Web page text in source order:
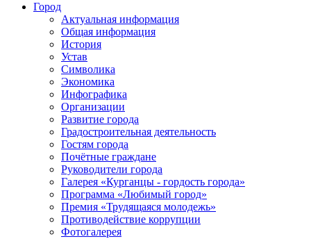
Город
Актуальная информация
Общая информация
История
Устав
Символика
Экономика
Инфографика
Организации
Развитие города
Градостроительная деятельность
Гостям города
Почётные граждане
Руководители города
Галерея «Курганцы - гордость города»
Программа «Любимый город»
Премия «Трудящаяся молодежь»
Противодействие коррупции
Фотогалерея